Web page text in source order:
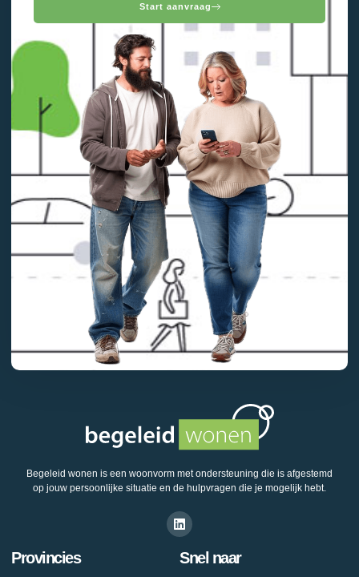
Start aanvraag
Begeleid wonen is een woonvorm met ondersteuning die is afgestemd
op jouw persoonlijke situatie en de hulpvragen die je mogelijk hebt.
Provincies Snel naar